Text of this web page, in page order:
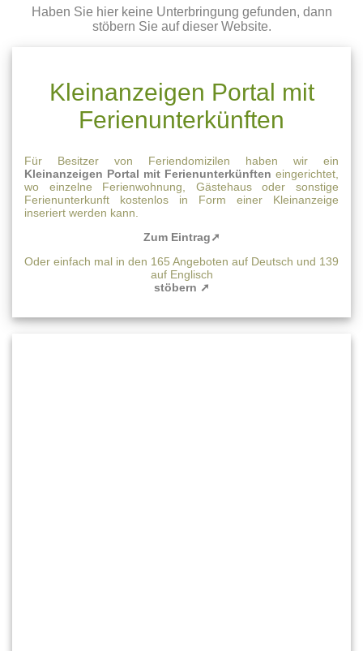
Haben Sie hier keine Unterbringung gefunden, dann
stöbern Sie auf dieser Website.
Kleinanzeigen Portal mit
Ferienunterkünften
Für Besitzer von Feriendomizilen haben wir ein
Kleinanzeigen Portal mit Ferienunterkünften eingerichtet,
wo einzelne Ferienwohnung, Gästehaus oder sonstige
Ferienunterkunft kostenlos in Form einer Kleinanzeige
inseriert werden kann.
Zum Eintrag➚
Oder einfach mal in den 165 Angeboten auf Deutsch und 139
auf Englisch
stöbern ➚